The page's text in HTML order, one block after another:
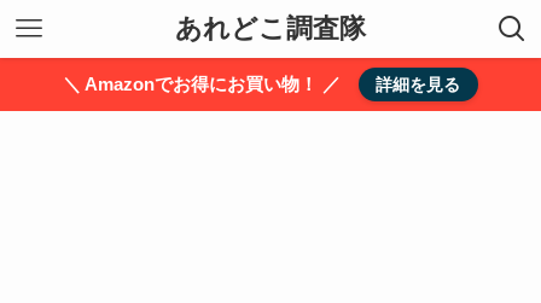
あれどこ調査隊
＼ Amazonでお得にお買い物！ ／ 詳細を見る